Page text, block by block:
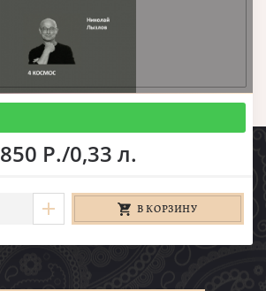
850 Р./0,33 л.
В КОРЗИНУ